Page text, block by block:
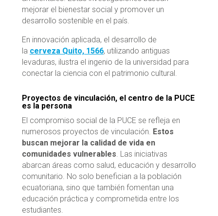
mejorar el bienestar social y promover un
desarrollo sostenible en el país.
En innovación aplicada, el desarrollo de
la cerveza Quito, 1566, utilizando antiguas
levaduras, ilustra el ingenio de la universidad para
conectar la ciencia con el patrimonio cultural.
Proyectos de vinculación, el centro de la PUCE
es la persona
El compromiso social de la PUCE se refleja en
numerosos proyectos de vinculación. Estos
buscan mejorar la calidad de vida en
comunidades vulnerables. Las iniciativas
abarcan áreas como salud, educación y desarrollo
comunitario. No solo benefician a la población
ecuatoriana, sino que también fomentan una
educación práctica y comprometida entre los
estudiantes.